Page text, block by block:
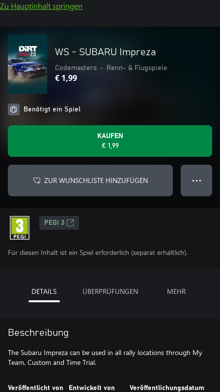
Zu Hauptinhalt springen
WS - SUBARU Impreza
Codemasters • Renn- & Flugspiele
€ 1,99
Benötigt ein Spiel
KAUFEN
€ 1,99
ZUR WUNSCHLISTE HINZUFÜGEN ● ● ●
PEGI 3
Für diesen Inhalt ist ein Spiel erforderlich (separat erhältlich).
DETAILS ÜBERPRÜFUNGEN MEHR
Beschreibung
The Subaru Impreza can be used in all rally locations through My
Team, Custom and Time Trial.
Veröffentlicht von Entwickelt von Veröffentlichungsdatum